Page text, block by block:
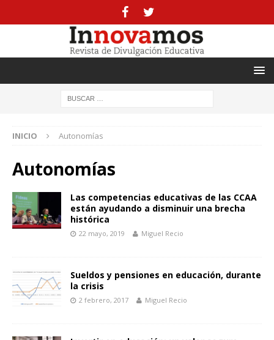
INICIO Autonomías
Autonomías
Las competencias educativas de las CCAA
están ayudando a disminuir una brecha
histórica
22 mayo, 2019 Miguel Recio
Sueldos y pensiones en educación, durante
la crisis
2 febrero, 2017 Miguel Recio